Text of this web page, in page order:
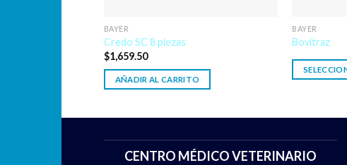
BAYER
Credo SC 8 piezas
$1,659.50
AÑADIR AL CARRITO
BAYER
Bovitraz
CENTRO MÉDICO VETERINARIO